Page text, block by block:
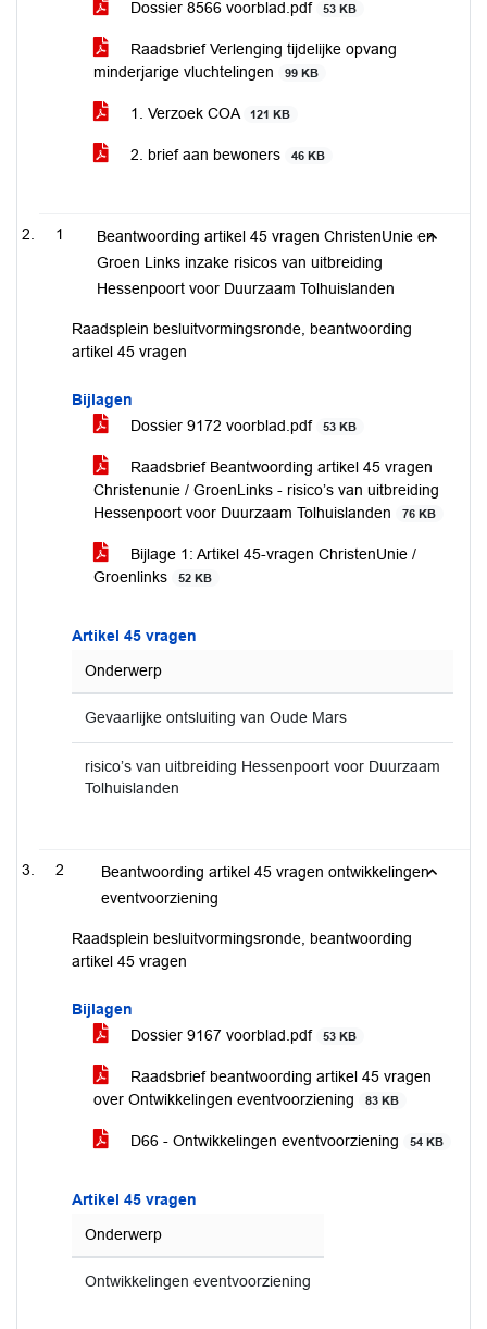
Dossier 8566 voorblad.pdf 53 KB
Raadsbrief Verlenging tijdelijke opvang
minderjarige vluchtelingen
99 KB
1. Verzoek COA 121 KB
2. brief aan bewoners 46 KB
1
Beantwoording artikel 45 vragen ChristenUnie en
Groen Links inzake risicos van uitbreiding
Hessenpoort voor Duurzaam Tolhuislanden
Raadsplein besluitvormingsronde, beantwoording
artikel 45 vragen
Bijlagen
Dossier 9172 voorblad.pdf
53 KB
Raadsbrief Beantwoording artikel 45 vragen
Christenunie / GroenLinks - risico’s van uitbreiding
Hessenpoort voor Duurzaam Tolhuislanden
76 KB
Bijlage 1: Artikel 45-vragen ChristenUnie /
Groenlinks
52 KB
Artikel 45 vragen
Onderwerp
Gevaarlijke ontsluiting van Oude Mars
risico’s van uitbreiding Hessenpoort voor Duurzaam
Tolhuislanden
2
Beantwoording artikel 45 vragen ontwikkelingen
eventvoorziening
Raadsplein besluitvormingsronde, beantwoording
artikel 45 vragen
Bijlagen
Dossier 9167 voorblad.pdf
53 KB
Raadsbrief beantwoording artikel 45 vragen
over Ontwikkelingen eventvoorziening
83 KB
D66 - Ontwikkelingen eventvoorziening 54 KB
Artikel 45 vragen
Onderwerp
Ontwikkelingen eventvoorziening